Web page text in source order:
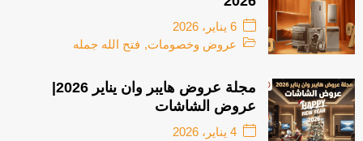
6 يناير، 2026
عروض وخصومات, فتح الله جمله
مجلة عروض هايبر وان يناير 2026|
عروض الشاشات
4 يناير، 2026